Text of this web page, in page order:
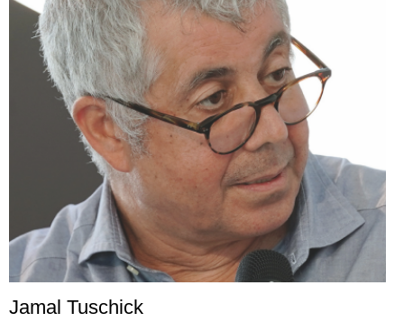
Jamal Tuschick